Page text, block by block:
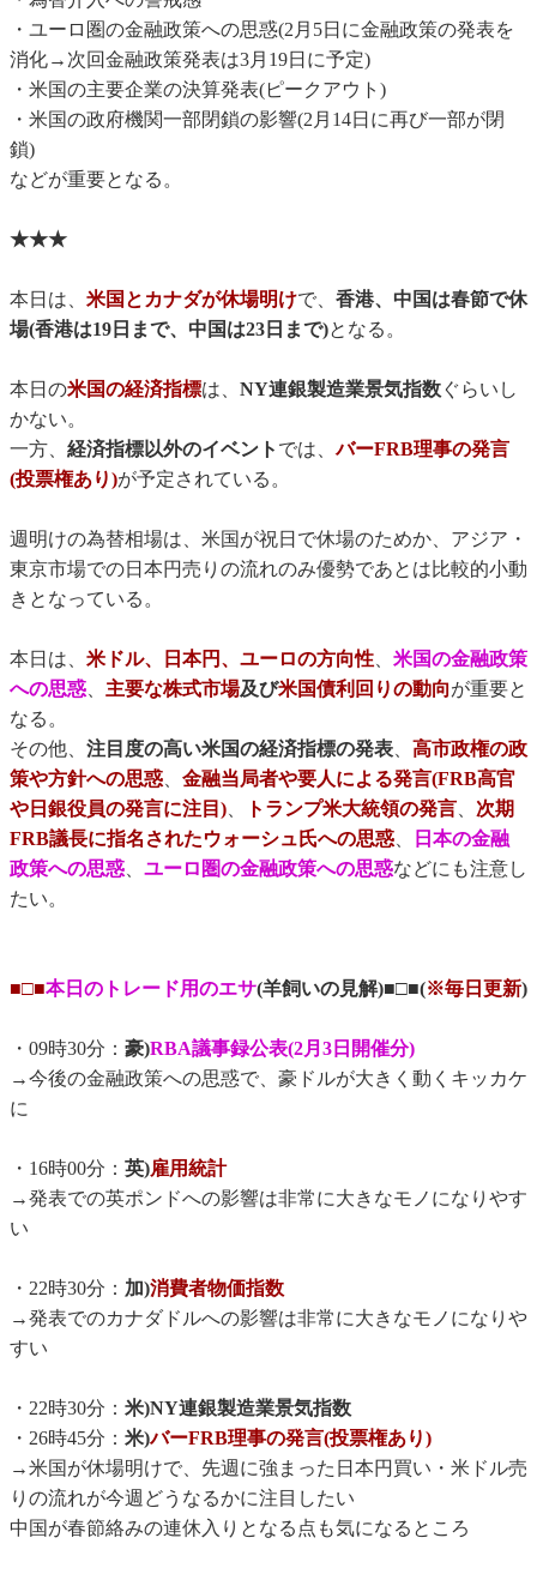
・ユーロ圏の金融政策への思惑(2月5日に金融政策の発表を
消化→次回金融政策発表は3月19日に予定)
・米国の主要企業の決算発表(ピークアウト)
・米国の政府機関一部閉鎖の影響(2月14日に再び一部が閉
鎖)
などが重要となる。
★★★
本日は、 米国とカナダが休場明けで、 香港、中国は春節で休
場(香港は19日まで、中国は23日まで)となる。
本日の米国の経済指標は、 NY連銀製造業景気指数ぐらいし
かない。
一方、 経済指標以外のイベント では、バーFRB理事の発言
(投票権あり)が予定されている。
週明けの為替相場は、米国が祝日で休場のためか、アジア・
東京市場での日本円売りの流れのみ優勢であとは比較的小動
きとなっている。
本日は、 米ドル、日本円、ユーロの方向性、 米国の金融政策
への思惑、 主要な株式市場及び米国債利回りの動向が重要と
なる。
その他、 注目度の高い米国の経済指標の発表、 高市政権の政
策や方針への思惑、 金融当局者や要人による発言(FRB高官
や日銀役員の発言に注目)、 トランプ米大統領の発言、 次期
FRB議長に指名されたウォーシュ氏への思惑、
日本の金融
政策への思惑、 ユーロ圏の金融政策への思惑などにも注意し
たい。
■□■本日のトレード用のエサ(羊飼いの見解)■□■(※毎日更新)
・09時30分： 豪)RBA議事録公表(2月3日開催分)
→今後の金融政策への思惑で、豪ドルが大きく動くキッカケ
に
・16時00分： 英)雇用統計
→発表での英ポンドへの影響は非常に大きなモノになりやす
い
・22時30分： 加)消費者物価指数
→発表でのカナダドルへの影響は非常に大きなモノになりや
すい
・22時30分： 米)NY連銀製造業景気指数
・26時45分： 米)バーFRB理事の発言(投票権あり)
→米国が休場明けで、先週に強まった日本円買い・米ドル売
りの流れが今週どうなるかに注目したい
中国が春節絡みの連休入りとなる点も気になるところ